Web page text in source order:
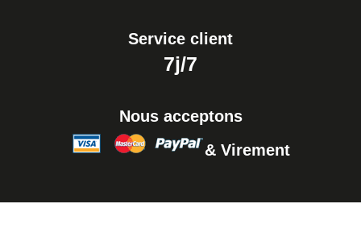
Service client
7j/7
Nous acceptons
& Virement